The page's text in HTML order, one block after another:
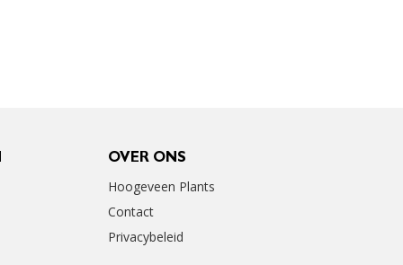
OVER ONS
Hoogeveen Plants
Contact
Privacybeleid